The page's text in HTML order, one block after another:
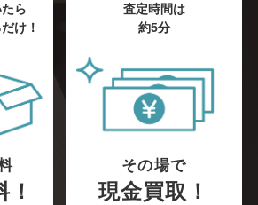
ら
け！
査定時間は
約5分
その場で
現金買取！